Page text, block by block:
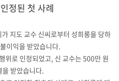
정된 첫 사례
지도 교수 신씨로부터 성희롱을 당하
이익을 받았습니다.
위로 인정되었고, 신 교수는 500만 원
을 받았습니다.